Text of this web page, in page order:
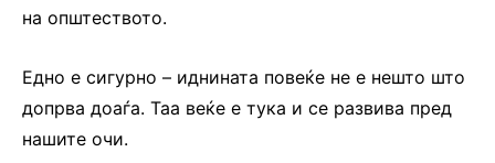
на општеството.
Едно е сигурно – иднината повеќе не е нешто што
допрва доаѓа. Таа веќе е тука и се развива пред
нашите очи.